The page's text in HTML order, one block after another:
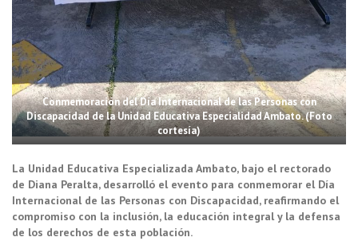
Conmemoración del Día Internacional de las Personas con
Discapacidad de la Unidad Educativa Especialidad Ambato. (Foto
cortesía)
La Unidad Educativa Especializada Ambato, bajo el rectorado
de Diana Peralta, desarrolló el evento para conmemorar el Día
Internacional de las Personas con Discapacidad, reafirmando el
compromiso con la inclusión, la educación integral y la defensa
de los derechos de esta población.